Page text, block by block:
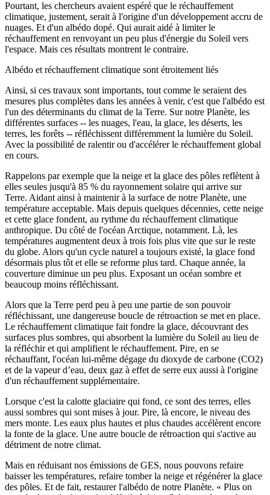
Pourtant, les chercheurs avaient espéré que le réchauffement
climatique, justement, serait à l'origine d'un développement accru de
nuages. Et d'un albédo dopé. Qui aurait aidé à limiter le
réchauffement en renvoyant un peu plus d'énergie du Soleil vers
l'espace. Mais ces résultats montrent le contraire.
Albédo et réchauffement climatique sont étroitement liés
Ainsi, si ces travaux sont importants, tout comme le seraient des
mesures plus complètes dans les années à venir, c'est que l'albédo est
l'un des déterminants du climat de la Terre. Sur notre Planète, les
différentes surfaces -- les nuages, l'eau, la glace, les déserts, les
terres, les forêts -- réfléchissent différemment la lumière du Soleil.
Avec la possibilité de ralentir ou d'accélérer le réchauffement global
en cours.
Rappelons par exemple que la neige et la glace des pôles reflètent à
elles seules jusqu'à 85 % du rayonnement solaire qui arrive sur
Terre. Aidant ainsi à maintenir à la surface de notre Planète, une
température acceptable. Mais depuis quelques décennies, cette neige
et cette glace fondent, au rythme du réchauffement climatique
anthropique. Du côté de l'océan Arctique, notamment. Là, les
températures augmentent deux à trois fois plus vite que sur le reste
du globe. Alors qu'un cycle naturel a toujours existé, la glace fond
désormais plus tôt et elle se reforme plus tard. Chaque année, la
couverture diminue un peu plus. Exposant un océan sombre et
beaucoup moins réfléchissant.
Alors que la Terre perd peu à peu une partie de son pouvoir
réfléchissant, une dangereuse boucle de rétroaction se met en place.
Le réchauffement climatique fait fondre la glace, découvrant des
surfaces plus sombres, qui absorbent la lumière du Soleil au lieu de
la réfléchir et qui amplifient le réchauffement. Pire, en se
réchauffant, l'océan lui-même dégage du dioxyde de carbone (CO2)
et de la vapeur d’eau, deux gaz à effet de serre eux aussi à l'origine
d'un réchauffement supplémentaire.
Lorsque c'est la calotte glaciaire qui fond, ce sont des terres, elles
aussi sombres qui sont mises à jour. Pire, là encore, le niveau des
mers monte. Les eaux plus hautes et plus chaudes accélèrent encore
la fonte de la glace. Une autre boucle de rétroaction qui s'active au
détriment de notre climat.
Mais en réduisant nos émissions de GES, nous pouvons refaire
baisser les températures, refaire tomber la neige et régénérer la glace
des pôles. Et de fait, restaurer l'albédo de notre Planète. « Plus on